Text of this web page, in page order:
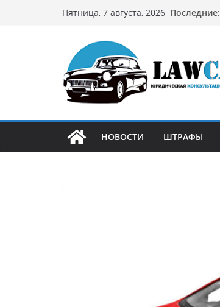
Пятница, 7 августа, 2026 Последние:
НОВОСТИ ШТРАФЫ